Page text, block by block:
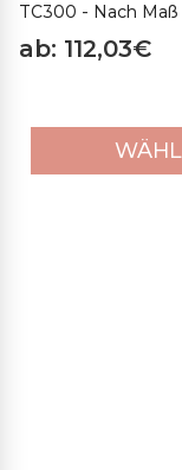
TC300 - Nach Maß
ab: 112,03€